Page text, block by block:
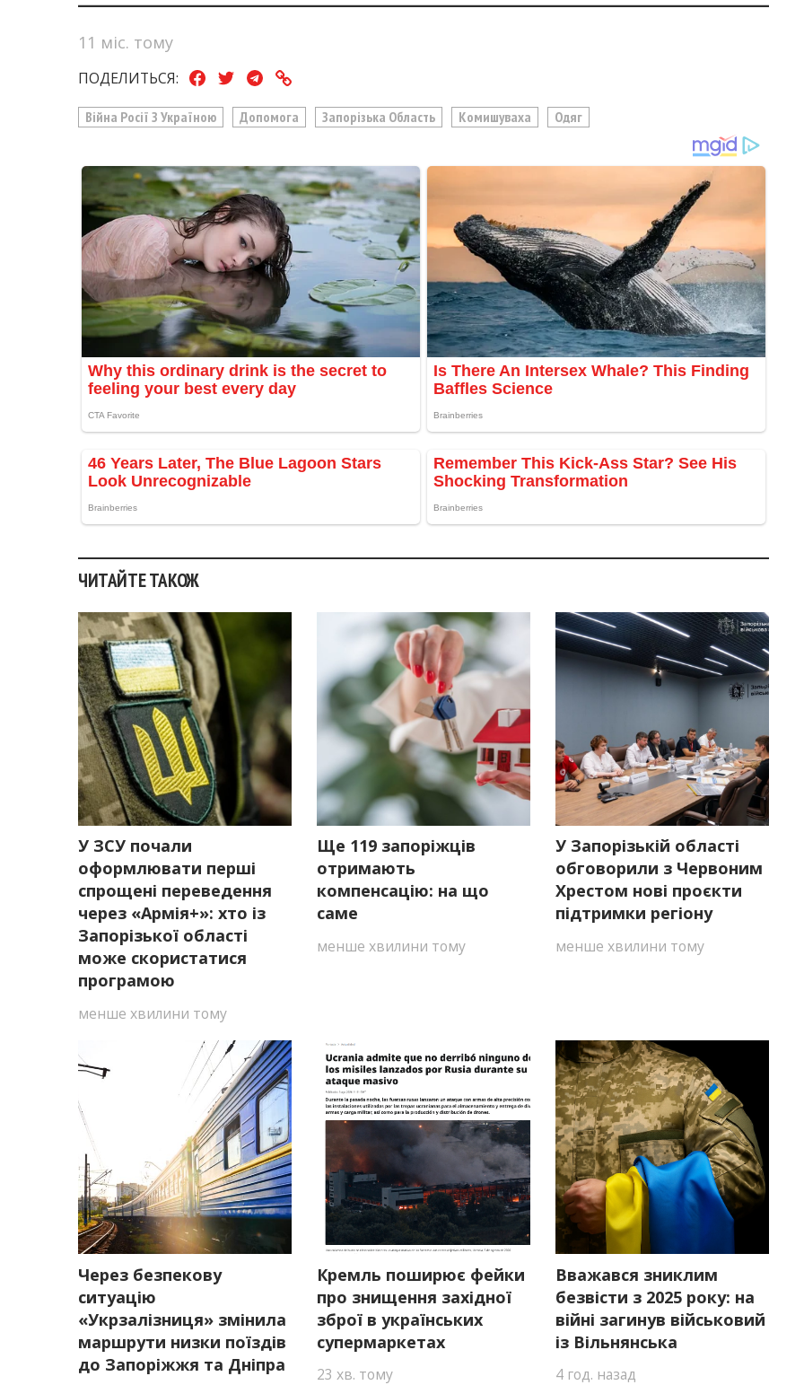
11 міс. тому
ПОДЕЛИТЬСЯ:
Війна Росії З Україною Допомога Запорізька Область Комишуваха Одяг
ЧИТАЙТЕ ТАКОЖ
У ЗСУ почали
оформлювати перші
спрощені переведення
через «Армія+»: хто із
Запорізької області
може скористатися
програмою
менше хвилини тому
Ще 119 запоріжців
отримають
компенсацію: на що
саме
менше хвилини тому
У Запорізькій області
обговорили з Червоним
Хрестом нові проєкти
підтримки регіону
менше хвилини тому
Через безпекову
ситуацію
«Укрзалізниця» змінила
маршрути низки поїздів
до Запоріжжя та Дніпра
Кремль поширює фейки
про знищення західної
зброї в українських
супермаркетах
23 хв. тому
Вважався зниклим
безвісти з 2025 року: на
війні загинув військовий
із Вільнянська
4 год. назад